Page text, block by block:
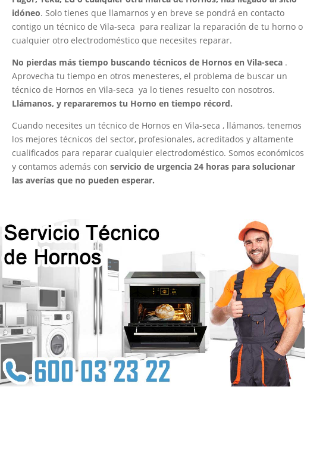
idóneo. Solo tienes que llamarnos y en breve se pondrá en contacto
contigo un técnico de Vila-seca para realizar la reparación de tu horno o
cualquier otro electrodoméstico que necesites reparar.
No pierdas más tiempo buscando técnicos de Hornos en Vila-seca .
Aprovecha tu tiempo en otros menesteres, el problema de buscar un
técnico de Hornos en Vila-seca ya lo tienes resuelto con nosotros.
Llámanos, y repararemos tu Horno en tiempo récord.
Cuando necesites un técnico de Hornos en Vila-seca , llámanos, tenemos
los mejores técnicos del sector, profesionales, acreditados y altamente
cualificados para reparar cualquier electrodoméstico. Somos económicos
y contamos además con servicio de urgencia 24 horas para solucionar
las averías que no pueden esperar.